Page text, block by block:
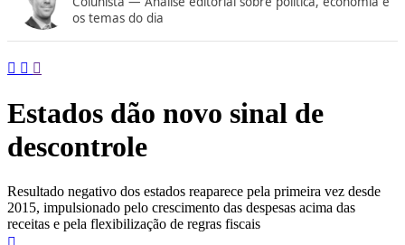
conteúdo
os temas do dia
Estados dão novo sinal de
descontrole
Resultado negativo dos estados reaparece pela primeira vez desde
2015, impulsionado pelo crescimento das despesas acima das
receitas e pela flexibilização de regras fiscais